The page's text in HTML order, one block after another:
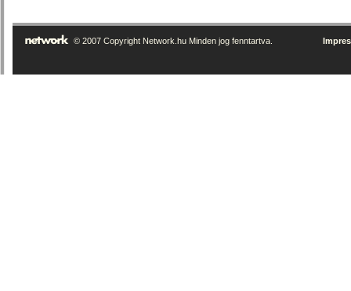
© 2007 Copyright Network.hu Minden jog fenntartva.